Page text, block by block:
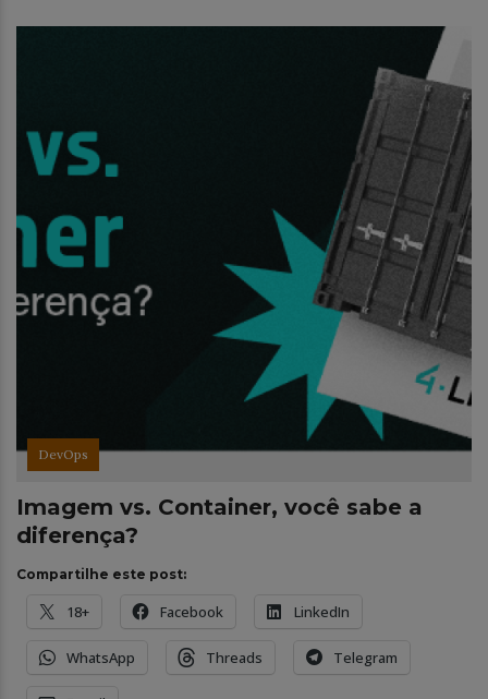
DevOps
Imagem vs. Container, você sabe a
diferença?
Compartilhe este post:
18+ Facebook LinkedIn
WhatsApp Threads Telegram